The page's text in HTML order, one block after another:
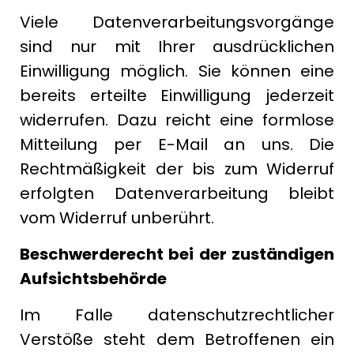
Viele Datenverarbeitungsvorgänge
sind nur mit Ihrer ausdrücklichen
Einwilligung möglich. Sie können eine
bereits erteilte Einwilligung jederzeit
widerrufen. Dazu reicht eine formlose
Mitteilung per E-Mail an uns. Die
Rechtmäßigkeit der bis zum Widerruf
erfolgten Datenverarbeitung bleibt
vom Widerruf unberührt.
Beschwerderecht bei der zuständigen
Aufsichtsbehörde
Im Falle datenschutzrechtlicher
Verstöße steht dem Betroffenen ein